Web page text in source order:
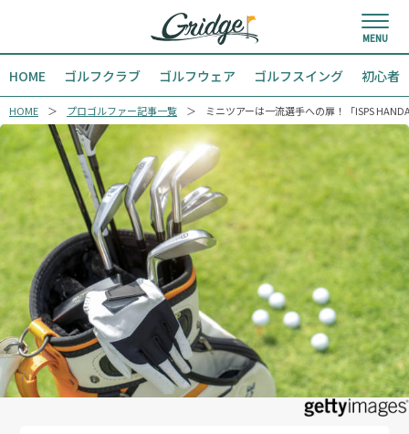
HOME ゴルフクラブ ゴルフウェア ゴルフスイング 初心者
HOME プロゴルファー記事一覧 ミニツアーは一流選手への扉！「ISPS